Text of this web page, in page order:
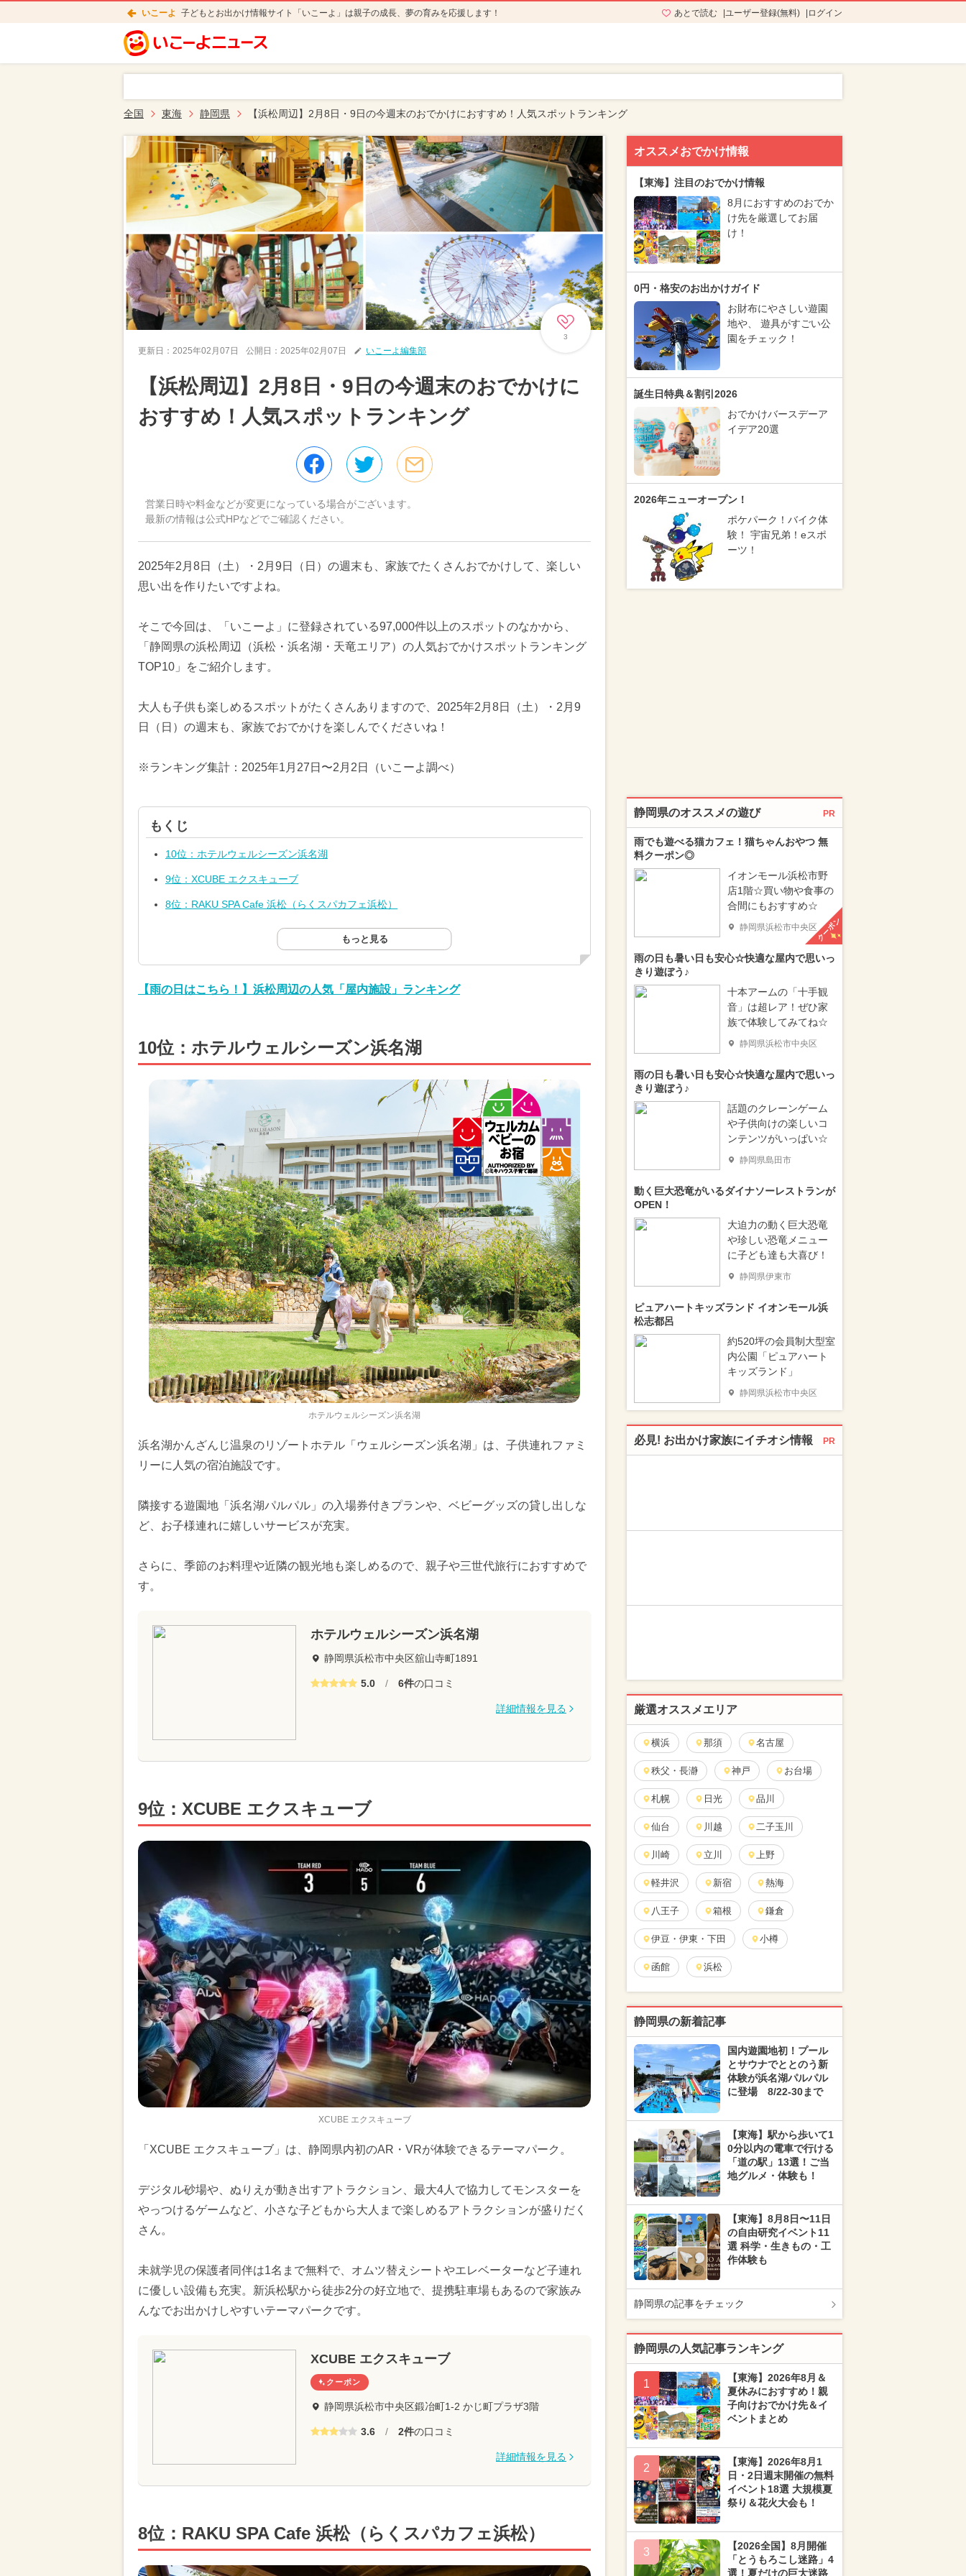
いこーよ 子どもとお出かけ情報サイト「いこーよ」は親子の成長、夢の育みを応援します！ あとで読む ユーザー登録(無料) ログイン
全国 東海 静岡県 【浜松周辺】2月8日・9日の今週末のおでかけにおすすめ！人気スポットランキング
3
更新日： 2025年02月07日 公開日： 2025年02月07日 いこーよ編集部
【浜松周辺】2月8日・9日の今週末のおでかけに
おすすめ！人気スポットランキング
営業日時や料金などが変更になっている場合がございます。
最新の情報は公式HPなどでご確認ください。
2025年2月8日（土）・2月9日（日）の週末も、家族でたくさんおでかけして、楽しい
思い出を作りたいですよね。
そこで今回は、「いこーよ」に登録されている97,000件以上のスポットのなかから、
「静岡県の浜松周辺（浜松・浜名湖・天竜エリア）の人気おでかけスポットランキング
TOP10」をご紹介します。
大人も子供も楽しめるスポットがたくさんありますので、2025年2月8日（土）・2月9
日（日）の週末も、家族でおでかけを楽しんでくださいね！
※ランキング集計：2025年1月27日〜2月2日（いこーよ調べ）
もくじ
10位：ホテルウェルシーズン浜名湖
9位：XCUBE エクスキューブ
8位：RAKU SPA Cafe 浜松（らくスパカフェ浜松）
もっと見る
【雨の日はこちら！】浜松周辺の人気「屋内施設」ランキング
10位：ホテルウェルシーズン浜名湖
ホテルウェルシーズン浜名湖
浜名湖かんざんじ温泉のリゾートホテル「ウェルシーズン浜名湖」は、子供連れファミ
リーに人気の宿泊施設です。
隣接する遊園地「浜名湖パルパル」の入場券付きプランや、ベビーグッズの貸し出しな
ど、お子様連れに嬉しいサービスが充実。
さらに、季節のお料理や近隣の観光地も楽しめるので、親子や三世代旅行におすすめで
す。
ホテルウェルシーズン浜名湖
静岡県浜松市中央区舘山寺町1891
5.0 / 6件の口コミ
詳細情報を見る
9位：XCUBE エクスキューブ
XCUBE エクスキューブ
「XCUBE エクスキューブ」は、静岡県内初のAR・VRが体験できるテーマパーク。
デジタル砂場や、ぬりえが動き出すアトラクション、最大4人で協力してモンスターを
やっつけるゲームなど、小さな子どもから大人まで楽しめるアトラクションが盛りだく
さん。
未就学児の保護者同伴は1名まで無料で、オムツ替えシートやエレベーターなど子連れ
に優しい設備も充実。新浜松駅から徒歩2分の好立地で、提携駐車場もあるので家族み
んなでお出かけしやすいテーマパークです。
XCUBE エクスキューブ
クーポン
静岡県浜松市中央区鍛冶町1-2 かじ町プラザ3階
3.6 / 2件の口コミ
詳細情報を見る
8位：RAKU SPA Cafe 浜松（らくスパカフェ浜松）
オススメおでかけ情報
【東海】注目のおでかけ情報
8月におすすめのおでか
け先を厳選してお届
け！
0円・格安のお出かけガイド
お財布にやさしい遊園
地や、 遊具がすごい公
園をチェック！
誕生日特典＆割引2026
おでかけバースデーア
イデア20選
2026年ニューオープン！
ポケパーク！バイク体
験！ 宇宙兄弟！eスポ
ーツ！
静岡県のオススメの遊び PR
雨でも遊べる猫カフェ！猫ちゃんおやつ 無
料クーポン◎
イオンモール浜松市野
店1階☆買い物や食事の
合間にもおすすめ☆
静岡県浜松市中央区クーポン
雨の日も暑い日も安心☆快適な屋内で思いっ
きり遊ぼう♪
十本アームの「十手観
音」は超レア！ぜひ家
族で体験してみてね☆
静岡県浜松市中央区
雨の日も暑い日も安心☆快適な屋内で思いっ
きり遊ぼう♪
話題のクレーンゲーム
や子供向けの楽しいコ
ンテンツがいっぱい☆
静岡県島田市
動く巨大恐竜がいるダイナソーレストランが
OPEN！
大迫力の動く巨大恐竜
や珍しい恐竜メニュー
に子ども達も大喜び！
静岡県伊東市
ピュアハートキッズランド イオンモール浜
松志都呂
約520坪の会員制大型室
内公園「ピュアハート
キッズランド」
静岡県浜松市中央区
必見! お出かけ家族にイチオシ情報 PR
厳選オススメエリア
横浜 那須 名古屋
秩父・長瀞 神戸 お台場
札幌 日光 品川
仙台 川越 二子玉川
川崎 立川 上野
軽井沢 新宿 熱海
八王子 箱根 鎌倉
伊豆・伊東・下田 小樽
函館 浜松
静岡県の新着記事
国内遊園地初！プール
とサウナでととのう新
体験が浜名湖パルパル
に登場 8/22-30まで
【東海】駅から歩いて1
0分以内の電車で行ける
「道の駅」13選！ご当
地グルメ・体験も！
【東海】8月8日〜11日
の自由研究イベント11
選 科学・生きもの・工
作体験も
静岡県の記事をチェック
静岡県の人気記事ランキング
1
【東海】2026年8月＆
夏休みにおすすめ！親
子向けおでかけ先＆イ
ベントまとめ
2
【東海】2026年8月1
日・2日週末開催の無料
イベント18選 大規模夏
祭り＆花火大会も！
3
【2026全国】8月開催
「とうもろこし迷路」4
選！夏だけの巨大迷路